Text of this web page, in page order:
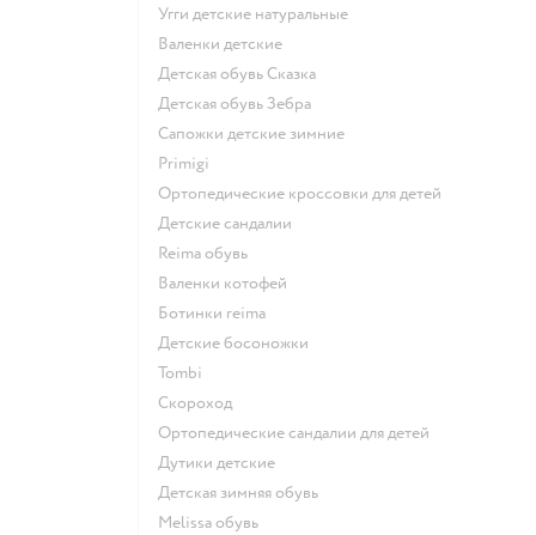
Угги детские натуральные
Валенки детские
Детская обувь Сказка
Детская обувь Зебра
Сапожки детские зимние
Primigi
Ортопедические кроссовки для детей
Детские сандалии
Reima обувь
Валенки котофей
Ботинки reima
Детские босоножки
Tombi
Скороход
Ортопедические сандалии для детей
Дутики детские
Детская зимняя обувь
Melissa обувь